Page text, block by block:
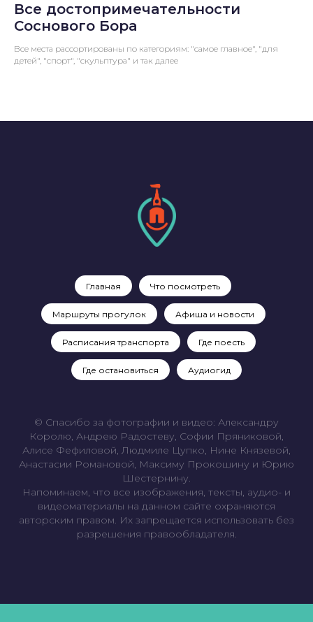
Все достопримечательности
Соснового Бора
Все места рассортированы по категориям: "самое главное", "для
детей", "спорт", "скульптура" и так далее
Главная Что посмотреть
Маршруты прогулок Афиша и новости
Расписания транспорта Где поесть
Где остановиться Аудиогид
© Спасибо за фотографии и видео: Александру
Королю, Андрею Радостеву, Софии Пряниковой,
Алисе Фефиловой, Людмиле Цупко, Нине Князевой,
Анастасии Романовой, Максиму Прокошину и Юрию
Шестернину.
Напоминаем, что все изображения, тексты, аудио- и
видеоматериалы на данном сайте охраняются
авторским правом. Их запрещается использовать без
разрешения правообладателя.